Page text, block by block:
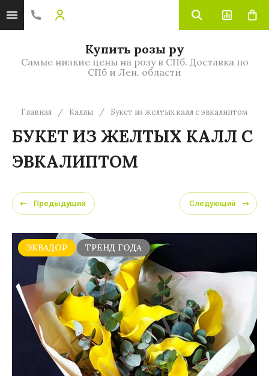
Купить розы ру
Самые низкие цены на розу в СПб. Доставка по
СПб и Лен. области
Главная / Каллы / Букет из желтых калл с эвкалиптом
БУКЕТ ИЗ ЖЕЛТЫХ КАЛЛ С
ЭВКАЛИПТОМ
Предыдущий Следующий
ЭКВАДОР ТРЕНД ГОДА